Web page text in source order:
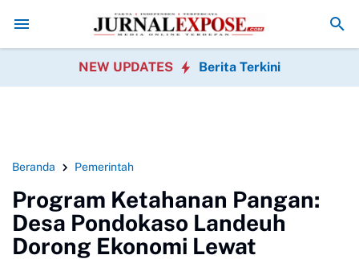
King Naga Pertanyakan Penanganan Perkara Uun oleh PolisiJaro
NEW UPDATES Berita Terkini
Beranda Pemerintah
Program Ketahanan Pangan:
Desa Pondokaso Landeuh
Dorong Ekonomi Lewat